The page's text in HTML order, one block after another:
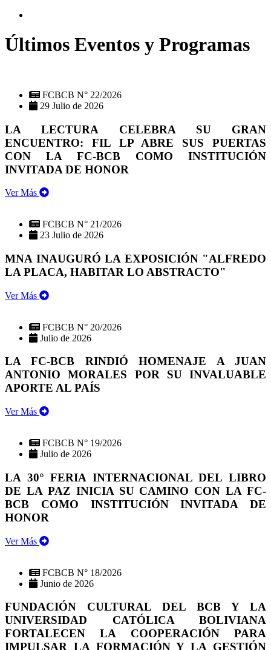
Últimos Eventos y Programas
FCBCB N° 22/2026
29 Julio de 2026
LA LECTURA CELEBRA SU GRAN
ENCUENTRO: FIL LP ABRE SUS PUERTAS
CON LA FC-BCB COMO INSTITUCIÓN
INVITADA DE HONOR
Ver Más
FCBCB N° 21/2026
23 Julio de 2026
MNA INAUGURÓ LA EXPOSICIÓN "ALFREDO
LA PLACA, HABITAR LO ABSTRACTO"
Ver Más
FCBCB N° 20/2026
Julio de 2026
LA FC-BCB RINDIÓ HOMENAJE A JUAN
ANTONIO MORALES POR SU INVALUABLE
APORTE AL PAÍS
Ver Más
FCBCB N° 19/2026
Julio de 2026
LA 30° FERIA INTERNACIONAL DEL LIBRO
DE LA PAZ INICIA SU CAMINO CON LA FC-
BCB COMO INSTITUCIÓN INVITADA DE
HONOR
Ver Más
FCBCB N° 18/2026
Junio de 2026
FUNDACIÓN CULTURAL DEL BCB Y LA
UNIVERSIDAD CATÓLICA BOLIVIANA
FORTALECEN LA COOPERACIÓN PARA
IMPULSAR LA FORMACIÓN Y LA GESTIÓN